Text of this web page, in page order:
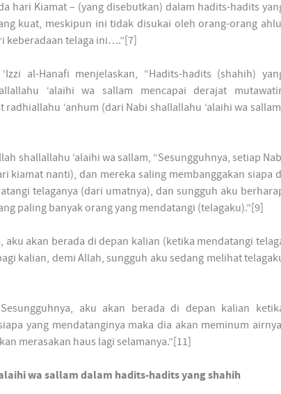
hari Kiamat – (yang disebutkan) dalam hadits-hadits
kuat, meskipun ini tidak disukai oleh orang-orang
keberadaan telaga ini….”[7]
al-Hanafi menjelaskan, “Hadits-hadits (shahih)
‘alaihi wa sallam mencapai derajat
‘anhum (dari Nabi shallallahu ‘alaihi wa
shallallahu ‘alaihi wa sallam, “Sesungguhnya, setiap
kiamat nanti), dan mereka saling membanggakan siapa
telaganya (dari umatnya), dan sungguh aku
paling banyak orang yang mendatangi (telagaku).”[9]
akan berada di depan kalian (ketika mendatangi
kalian, demi Allah, sungguh aku sedang melihat
aku akan berada di depan kalian
yang mendatanginya maka dia akan meminum
merasakan haus lagi selamanya.”[11]
wa sallam dalam hadits-hadits yang shahih